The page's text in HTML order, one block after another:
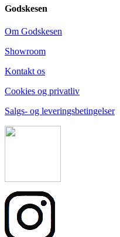
Godskesen
Om Godskesen
Showroom
Kontakt os
Cookies og privatliv
Salgs- og leveringsbetingelser